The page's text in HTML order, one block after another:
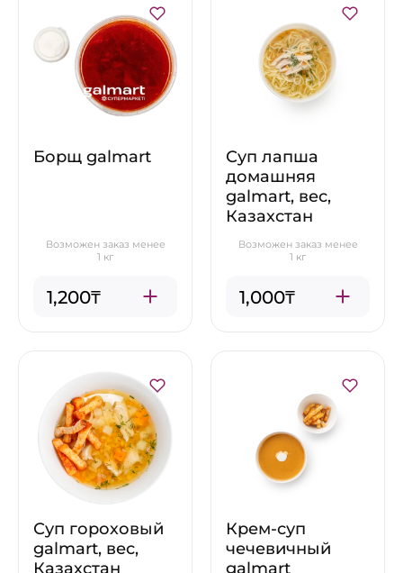
Борщ galmart
Возможен заказ менее
1 кг
1,200₸
Суп лапша
домашняя
galmart, вес,
Казахстан
Возможен заказ менее
1 кг
1,000₸
Суп гороховый
galmart, вес,
Казахстан
Крем-суп
чечевичный
galmart